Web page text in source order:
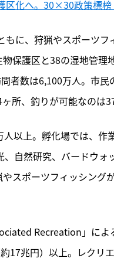
区化へ。30×30政策標榜
に、狩猟やスポーツフ
保護区と38の湿地管理
者数は6,100万人。市民
所、釣りが可能なのは
以上。孵化場では、作
自然研究、バードウォ
スポーツフィッシング
Recreation」によ
17兆円）以上。レクリ